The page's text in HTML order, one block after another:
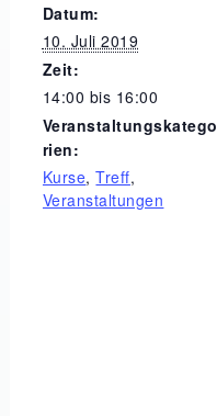
Datum:
10. Juli 2019
Zeit:
14:00 bis 16:00
Veranstaltungskatego
rien:
Kurse,Treff,
Veranstaltungen